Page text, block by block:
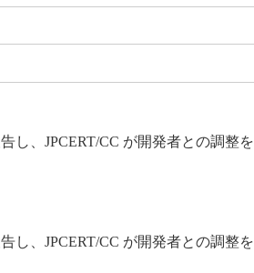
し、JPCERT/CC が開発者との調整を
し、JPCERT/CC が開発者との調整を